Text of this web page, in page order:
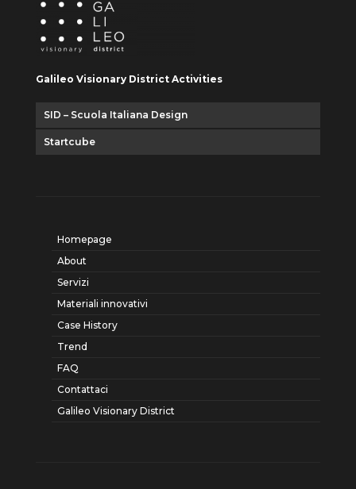
Galileo Visionary District Activities
SID – Scuola Italiana Design
Startcube
Homepage
About
Servizi
Materiali innovativi
Case History
Trend
FAQ
Contattaci
Galileo Visionary District